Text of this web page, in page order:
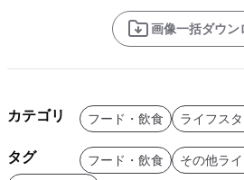
画像一括ダウン
カテゴリ フード・飲食 ライフス
タグ フード・飲食
その他ラ